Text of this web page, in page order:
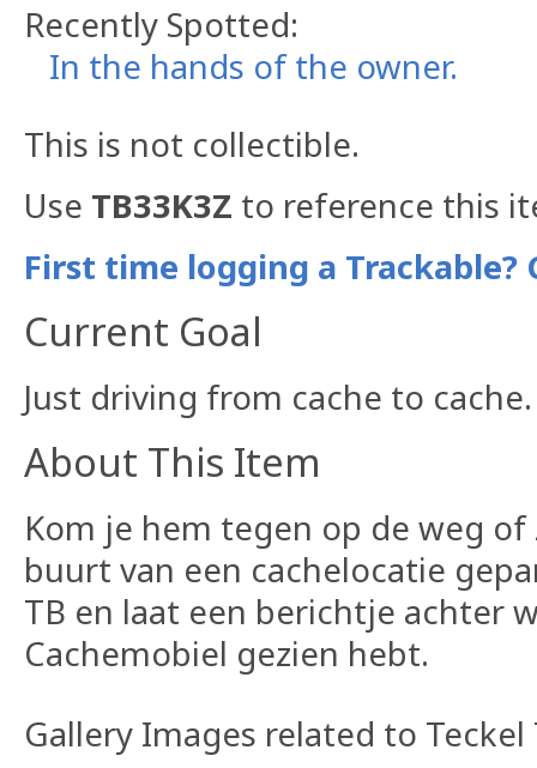
Recently Spotted:
In the hands of the owner.
This is not collectible.
Use TB33K3Z to reference this
First time logging a Trackable?
Current Goal
Just driving from cache to cache.
About This Item
Kom je hem tegen op de weg
buurt van een cachelocatie
TB en laat een berichtje achter
Cachemobiel gezien hebt.
Gallery Images related to